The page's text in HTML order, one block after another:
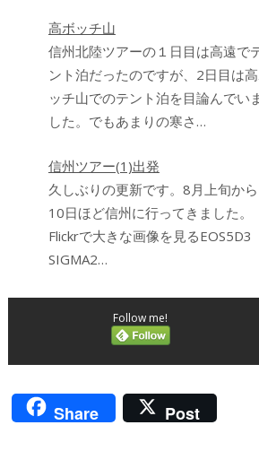
高ボッチ山
信州北陸ツアーの１日目は高遠で
ント泊だったのですが、2日目は
ッチ山でのテント泊を目論んでい
した。でもあまりの寒さ…
信州ツアー(1)出発
久しぶりの更新です。8月上旬から
10日ほど信州に行ってきました。
Flickrで大きな画像を見るEOS5D3
SIGMA2…
Follow me!
Share Post